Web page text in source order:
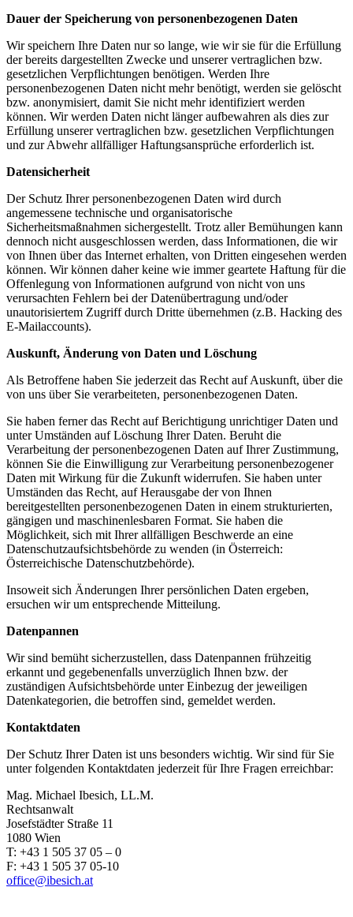
Dauer der Speicherung von personenbezogenen Daten
Wir speichern Ihre Daten nur so lange, wie wir sie für die Erfüllung
der bereits dargestellten Zwecke und unserer vertraglichen bzw.
gesetzlichen Verpflichtungen benötigen. Werden Ihre
personenbezogenen Daten nicht mehr benötigt, werden sie gelöscht
bzw. anonymisiert, damit Sie nicht mehr identifiziert werden
können. Wir werden Daten nicht länger aufbewahren als dies zur
Erfüllung unserer vertraglichen bzw. gesetzlichen Verpflichtungen
und zur Abwehr allfälliger Haftungsansprüche erforderlich ist.
Datensicherheit
Der Schutz Ihrer personenbezogenen Daten wird durch
angemessene technische und organisatorische
Sicherheitsmaßnahmen sichergestellt. Trotz aller Bemühungen kann
dennoch nicht ausgeschlossen werden, dass Informationen, die wir
von Ihnen über das Internet erhalten, von Dritten eingesehen werden
können. Wir können daher keine wie immer geartete Haftung für die
Offenlegung von Informationen aufgrund von nicht von uns
verursachten Fehlern bei der Datenübertragung und/oder
unautorisiertem Zugriff durch Dritte übernehmen (z.B. Hacking des
E-Mailaccounts).
Auskunft, Änderung von Daten und Löschung
Als Betroffene haben Sie jederzeit das Recht auf Auskunft, über die
von uns über Sie verarbeiteten, personenbezogenen Daten.
Sie haben ferner das Recht auf Berichtigung unrichtiger Daten und
unter Umständen auf Löschung Ihrer Daten. Beruht die
Verarbeitung der personenbezogenen Daten auf Ihrer Zustimmung,
können Sie die Einwilligung zur Verarbeitung personenbezogener
Daten mit Wirkung für die Zukunft widerrufen. Sie haben unter
Umständen das Recht, auf Herausgabe der von Ihnen
bereitgestellten personenbezogenen Daten in einem strukturierten,
gängigen und maschinenlesbaren Format. Sie haben die
Möglichkeit, sich mit Ihrer allfälligen Beschwerde an eine
Datenschutzaufsichtsbehörde zu wenden (in Österreich:
Österreichische Datenschutzbehörde).
Insoweit sich Änderungen Ihrer persönlichen Daten ergeben,
ersuchen wir um entsprechende Mitteilung.
Datenpannen
Wir sind bemüht sicherzustellen, dass Datenpannen frühzeitig
erkannt und gegebenenfalls unverzüglich Ihnen bzw. der
zuständigen Aufsichtsbehörde unter Einbezug der jeweiligen
Datenkategorien, die betroffen sind, gemeldet werden.
Kontaktdaten
Der Schutz Ihrer Daten ist uns besonders wichtig. Wir sind für Sie
unter folgenden Kontaktdaten jederzeit für Ihre Fragen erreichbar:
Mag. Michael Ibesich, LL.M.
Rechtsanwalt
Josefstädter Straße 11
1080 Wien
T: +43 1 505 37 05 – 0
F: +43 1 505 37 05-10
office@ibesich.at